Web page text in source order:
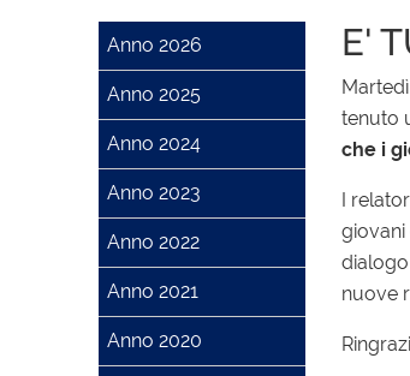
Anno 2026
Anno 2025
Anno 2024
Anno 2023
Anno 2022
Anno 2021
Anno 2020
E'
tenuto
che i
I
giovani
nuove